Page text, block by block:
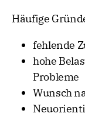
Häufige
fehlende
hohe
Probleme
Wunsch